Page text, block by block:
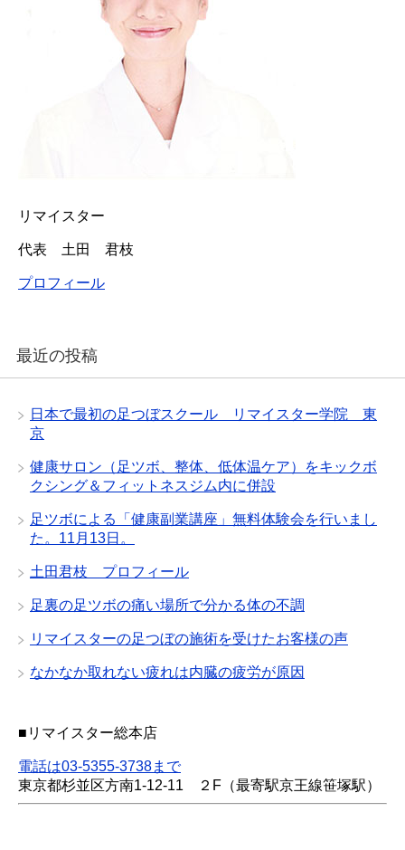
リマイスター
代表 土田 君枝
プロフィール
最近の投稿
日本で最初の足つぼスクール リマイスター学院 東
京
健康サロン（足ツボ、整体、低体温ケア）をキックボ
クシング＆フィットネスジム内に併設
足ツボによる「健康副業講座」無料体験会を行いまし
た。11月13日。
土田君枝 プロフィール
足裏の足ツボの痛い場所で分かる体の不調
リマイスターの足つぼの施術を受けたお客様の声
なかなか取れない疲れは内臓の疲労が原因
■リマイスター総本店
電話は03-5355-3738まで
東京都杉並区方南1-12-11 ２F（最寄駅京王線笹塚駅）